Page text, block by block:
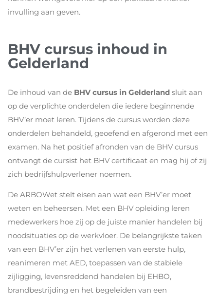
invulling aan geven.
BHV cursus inhoud in
Gelderland
De inhoud van de BHV cursus in Gelderland sluit aan
op de verplichte onderdelen die iedere beginnende
BHV’er moet leren. Tijdens de cursus worden deze
onderdelen behandeld, geoefend en afgerond met een
examen. Na het positief afronden van de BHV cursus
ontvangt de cursist het BHV certificaat en mag hij of zij
zich bedrijfshulpverlener noemen.
De ARBOWet stelt eisen aan wat een BHV’er moet
weten en beheersen. Met een BHV opleiding leren
medewerkers hoe zij op de juiste manier handelen bij
noodsituaties op de werkvloer. De belangrijkste taken
van een BHV’er zijn het verlenen van eerste hulp,
reanimeren met AED, toepassen van de stabiele
zijligging, levensreddend handelen bij EHBO,
brandbestrijding en het begeleiden van een